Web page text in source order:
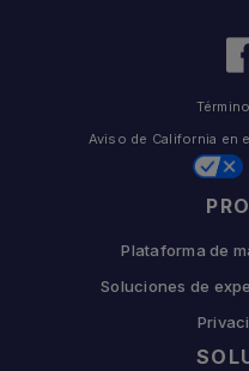
Plataforma de
Soluciones de
Aviso de California en